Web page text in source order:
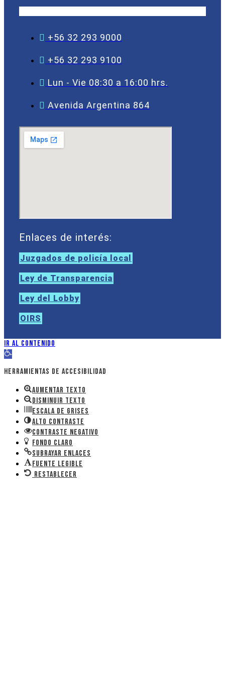
+56 32 293 9000
+56 32 293 9100
Lun - Vie 08:30 a 16:00 hrs.
Avenida Argentina 864
Enlaces de interés:
Juzgados de policía local
Ley de Transparencia
Ley del Lobby
OIRS
Ir al contenido
Abrir barra de herramientas
Herramientas de accesibilidad
Aumentar texto
Disminuir texto
Escala de grises
Alto contraste
Contraste negativo
Fondo claro
Subrayar enlaces
Fuente legible
Restablecer